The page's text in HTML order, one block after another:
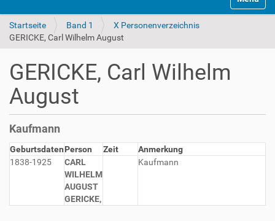
Startseite Band 1
X Personenverzeichnis
GERICKE, Carl Wilhelm August
GERICKE, Carl Wilhelm
August
Kaufmann
GeburtsdatenPerson Zeit
Anmerkung
1838-1925
CARL
WILHELM
AUGUST
GERICKE,
Kaufmann